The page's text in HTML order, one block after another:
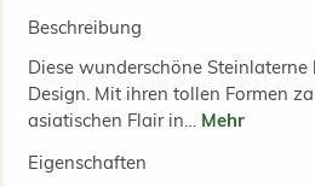
Beschreibung
Diese wunderschöne
Design. Mit ihren tollen Formen
asiatischen Flair in… Mehr
Eigenschaften